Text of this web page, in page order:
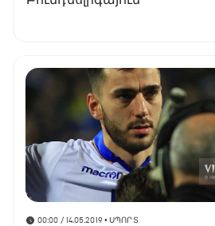
00:00 / 14.05.2019• ՍՊՈՐՏ